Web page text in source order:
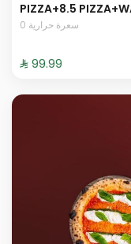
PIZZA+8.5
0 سعرة حرارية
⁨⁦‪‬ 99.99⁩